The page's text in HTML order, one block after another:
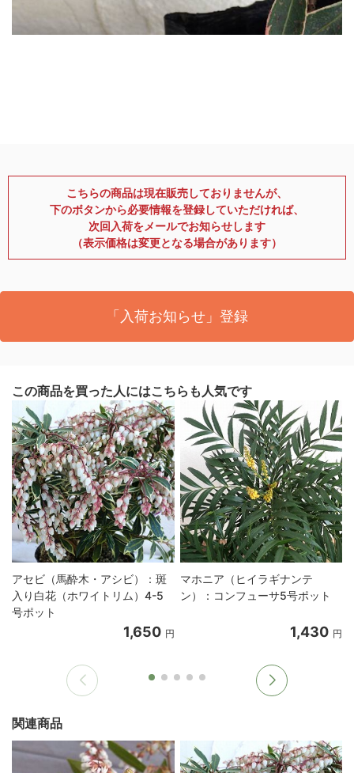
こちらの商品は現在販売しておりませんが、
下のボタンから必要情報を登録していただければ、
次回入荷をメールでお知らせします
（表示価格は変更となる場合があります）
「入荷お知らせ」登録
この商品を買った人にはこちらも人気です
アセビ（馬酔木・アシビ）：斑
入り白花（ホワイトリム）4-5
号ポット
1,650 円
マホニア（ヒイラギナンテ
ン）：コンフューサ5号ポット
1,430 円
関連商品